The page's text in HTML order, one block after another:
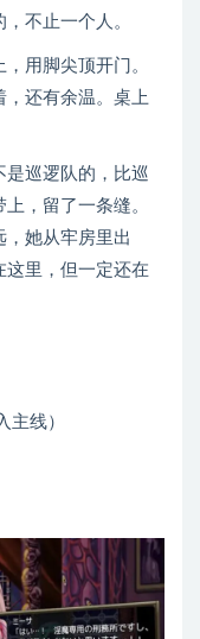
不止一个人。
用脚尖顶开门。
，还有余温。桌上
是巡逻队的，比巡
，留了一条缝。
，她从牢房里出
这里，但一定还在
主线）